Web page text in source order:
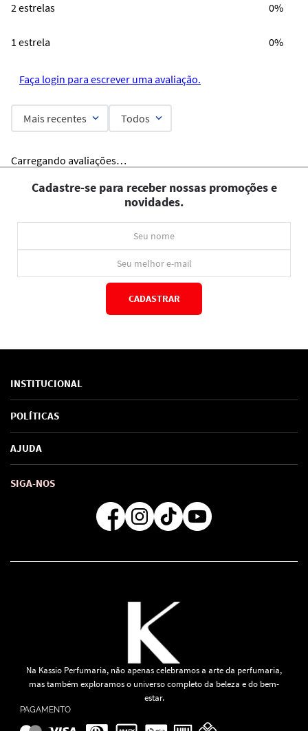
2 estrelas 0%
1 estrela 0%
Faça login para escrever uma avaliação.
Mais recentes Todos
Carregando avaliações…
Cadastre-se para receber nossas promoções e
novidades.
CADASTRAR
INSTITUCIONAL
Sobre Nós
Marcas
SAC de marcas
Como comprar
POLÍTICAS
Política de Privacidade
Troca e Devoluções
Formas de Pagamento
Regra de Frete Grátis
AJUDA
SIGA-NOS
Na Kassio Perfumaria, não apenas celebramos a arte da perfumaria,
mas também exploramos o universo completo da beleza e do bem-
estar.
PAGAMENTO